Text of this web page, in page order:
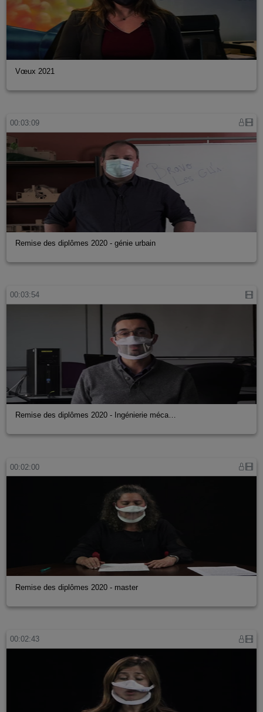
Vœux 2021
00:03:09
Remise des diplômes 2020 - génie urbain
00:03:54
Remise des diplômes 2020 - Ingénierie méca…
00:02:00
Remise des diplômes 2020 - master
00:02:43